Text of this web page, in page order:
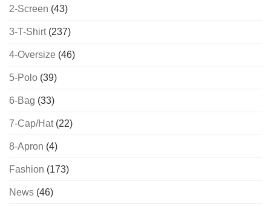
2-Screen (43)
3-T-Shirt(237)
4-Oversize (46)
5-Polo (39)
6-Bag (33)
7-Cap/Hat(22)
8-Apron (4)
Fashion (173)
News (46)